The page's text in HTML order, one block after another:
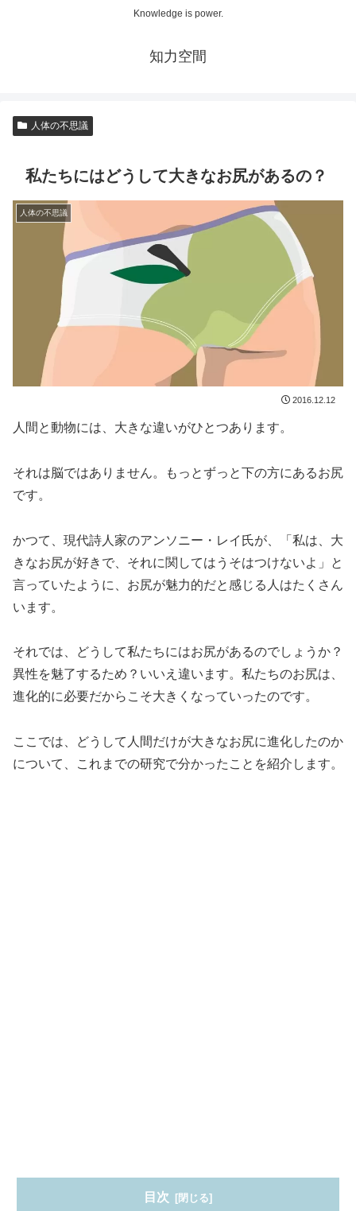
Knowledge is power.
知力空間
人体の不思議
私たちにはどうして大きなお尻があるの？
人体の不思議
2016.12.12
人間と動物には、大きな違いがひとつあります。
それは脳ではありません。もっとずっと下の方にあるお尻
です。
かつて、現代詩人家のアンソニー・レイ氏が、「私は、大
きなお尻が好きで、それに関してはうそはつけないよ」と
言っていたように、お尻が魅力的だと感じる人はたくさん
います。
それでは、どうして私たちにはお尻があるのでしょうか？
異性を魅了するため？いいえ違います。私たちのお尻は、
進化的に必要だからこそ大きくなっていったのです。
ここでは、どうして人間だけが大きなお尻に進化したのか
について、これまでの研究で分かったことを紹介します。
目次